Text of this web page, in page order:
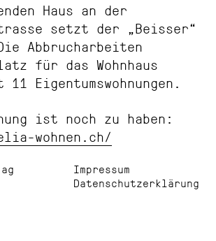
Haus an der
setzt der „Beisser“
Abbrucharbeiten
für das Wohnhaus
Eigentumswohnungen.
ist noch zu haben:
wohnen.ch/
Impressum
Datenschutzerklärung